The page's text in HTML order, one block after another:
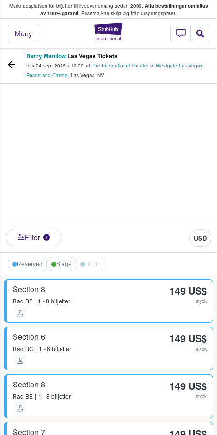
Marknadsplatsen för biljetter till liveevenemang sedan 2009. Alla beställningar omfattas
av 100% garanti. Priserna kan skilja sig från ursprungspriset.
StubHub – där
Meny
köper och säljer biljetter.
Barry Manilow Las Vegas Tickets
tors 24 sep. 2026 • 19:00 at The International Theater at Westgate Las Vegas
Resort and Casino, Las Vegas, NV
Filter 1 USD
Reserved Stage Booth
Section 8
Rad BF 1 - 8 biljetter
149 US$
styck
Section 6
Rad BC 1 - 6 biljetter
149 US$
styck
Section 8
Rad BE 1 - 8 biljetter
149 US$
styck
Section 7